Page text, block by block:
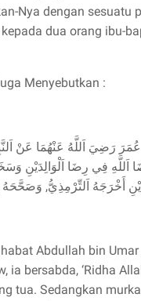
Nya dengan sesuatu
dua orang ibu-
Menyebutkan :
رَضِيَ اَللَّهُ عَنْهُمَا عَنْ
اَللَّهِ فِي رِضَا اَلْوَالِدَيْنِ
Abdullah bin
ia bersabda, ‘Ridha
tua. Sedangkan